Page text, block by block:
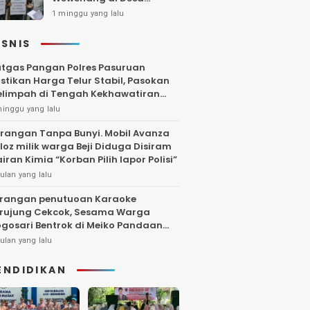
Gambiran, Isu Narkoba
1 minggu yang lalu
Pangan Polres Pasuruan
Harga Telur Stabil, Pasokan
di Tengah Kekhawatiran
yang lalu
Tanpa Bunyi. Mobil Avanza
milik warga Beji Diduga Disiram
Kimia “Korban Pilih lapor Polisi”
yang lalu
penutuoan Karaoke
Cekcok, Sesama Warga
Bentrok di Meiko Pandaan
Larut Malam
yang lalu